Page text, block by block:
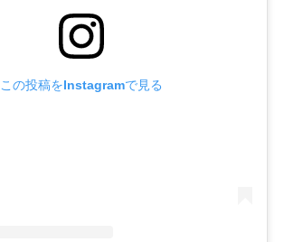
この投稿をInstagramで見る